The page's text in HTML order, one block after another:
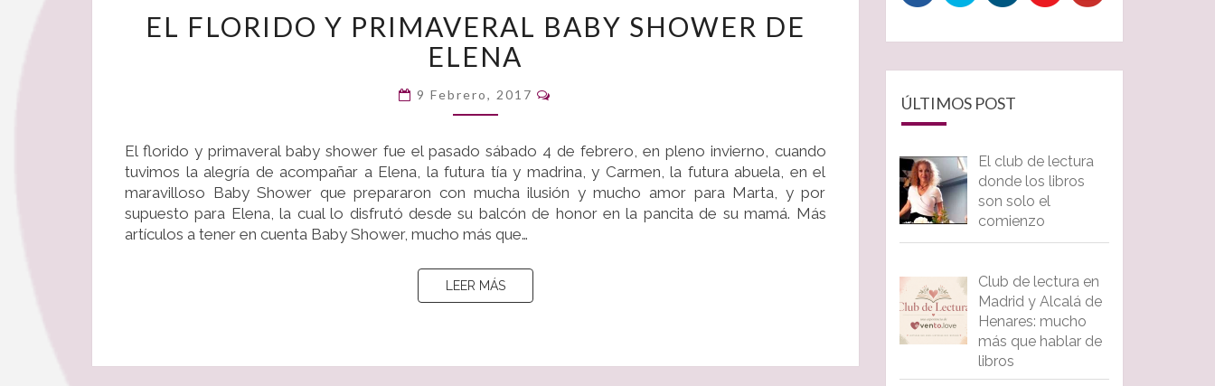
FLORIDO
Y
PRIMAVERAL
BABY
SHOWER
ELENA
EL FLORIDO Y PRIMAVERAL BABY SHOWER DE
ELENA
9 Febrero, 2017
El florido y primaveral baby shower fue el pasado sábado 4 de febrero, en pleno invierno, cuando
tuvimos la alegría de acompañar a Elena, la futura tía y madrina, y Carmen, la futura abuela, en el
maravilloso Baby Shower que prepararon con mucha ilusión y mucho amor para Marta, y por
supuesto para Elena, la cual lo disfrutó desde su balcón de honor en la pancita de su mamá. Más
artículos a tener en cuenta Baby Shower, mucho más que…
LEER MÁSLEER MÁS
ÚLTIMOS POST
El club de lectura
donde los libros
son solo el
comienzo
Club de lectura en
Madrid y Alcalá de
Henares: mucho
más que hablar de
libros